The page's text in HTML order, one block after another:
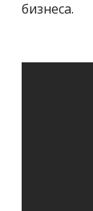
бизнеса.